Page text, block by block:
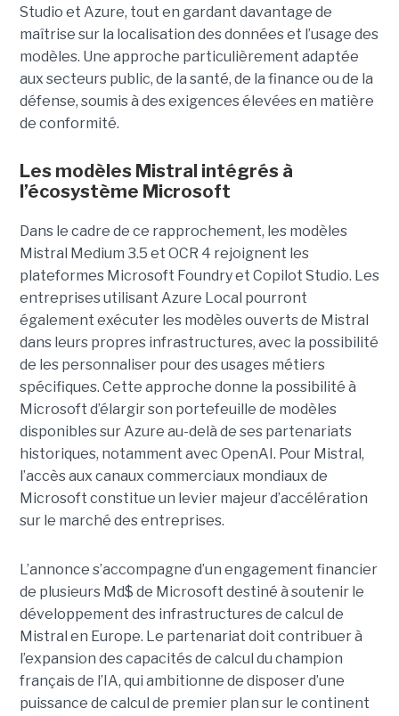
Studio et Azure, tout en gardant davantage de
maîtrise sur la localisation des données et l’usage des
modèles. Une approche particulièrement adaptée
aux secteurs public, de la santé, de la finance ou de la
défense, soumis à des exigences élevées en matière
de conformité.
Les modèles Mistral intégrés à
l’écosystème Microsoft
Dans le cadre de ce rapprochement, les modèles
Mistral Medium 3.5 et OCR 4 rejoignent les
plateformes Microsoft Foundry et Copilot Studio. Les
entreprises utilisant Azure Local pourront
également exécuter les modèles ouverts de Mistral
dans leurs propres infrastructures, avec la possibilité
de les personnaliser pour des usages métiers
spécifiques. Cette approche donne la possibilité à
Microsoft d’élargir son portefeuille de modèles
disponibles sur Azure au-delà de ses partenariats
historiques, notamment avec OpenAI. Pour Mistral,
l’accès aux canaux commerciaux mondiaux de
Microsoft constitue un levier majeur d’accélération
sur le marché des entreprises.
L’annonce s’accompagne d’un engagement financier
de plusieurs Md$ de Microsoft destiné à soutenir le
développement des infrastructures de calcul de
Mistral en Europe. Le partenariat doit contribuer à
l’expansion des capacités de calcul du champion
français de l’IA, qui ambitionne de disposer d’une
puissance de calcul de premier plan sur le continent